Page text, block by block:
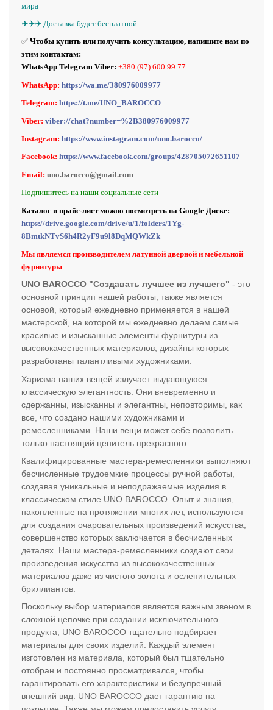
мира
✈️✈️✈️ Доставка будет бесплатной
✅ Чтобы купить или получить консультацию, напишите нам по
этим контактам:
WhatsApp Telegram Viber: +380 (97) 600 99 77
WhatsApp: https://wa.me/380976009977
Telegram: https://t.me/UNO_BAROCCO
Viber: viber://chat?number=%2B380976009977
Instagram: https://www.instagram.com/uno.barocco/
Facebook: https://www.facebook.com/groups/428705072651107
Email: uno.barocco@gmail.com
Подпишитесь на наши социальные сети
Каталог и прайс-лист можно посмотреть на Google Диске:
https://drive.google.com/drive/u/1/folders/1Yg-
8BmtkNTvS6h4R2yF9u9l8DqMQWkZk
Мы являемся производителем латунной дверной и мебельной
фурнитуры
UNO BAROCCO "Создавать лучшее из лучшего" - это
основной принцип нашей работы, также является
основой, который ежедневно применяется в нашей
мастерской, на которой мы ежедневно делаем самые
красивые и изысканные элементы фурнитуры из
высококачественных материалов, дизайны которых
разработаны талантливыми художниками.
Харизма наших вещей излучает выдающуюся
классическую элегантность. Они вневременно и
сдержанны, изысканны и элегантны, неповторимы, как
все, что создано нашими художниками и
ремесленниками. Наши вещи может себе позволить
только настоящий ценитель прекрасного.
Квалифицированные мастера-ремесленники выполняют
бесчисленные трудоемкие процессы ручной работы,
создавая уникальные и неподражаемые изделия в
классическом стиле UNO BAROCCO. Опыт и знания,
накопленные на протяжении многих лет, используются
для создания очаровательных произведений искусства,
совершенство которых заключается в бесчисленных
деталях. Наши мастера-ремесленники создают свои
произведения искусства из высококачественных
материалов даже из чистого золота и ослепительных
бриллиантов.
Поскольку выбор материалов является важным звеном в
сложной цепочке при создании исключительного
продукта, UNO BAROCCO тщательно подбирает
материалы для своих изделий. Каждый элемент
изготовлен из материала, который был тщательно
отобран и постоянно просматривался, чтобы
гарантировать его характеристики и безупречный
внешний вид. UNO BAROCCO дает гарантию на